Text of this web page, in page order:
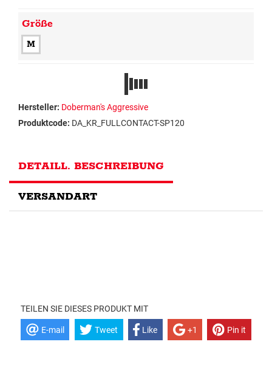
Größe
M
Hersteller: Doberman's Aggressive
Produktcode: DA_KR_FULLCONTACT-SP120
DETAILL. BESCHREIBUNG
VERSANDART
TEILEN SIE DIESES PRODUKT MIT
E-mail Tweet Like +1 Pin it